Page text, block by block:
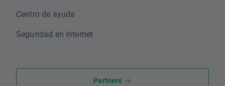
Centro de ayuda
Seguridad en Internet
Partners